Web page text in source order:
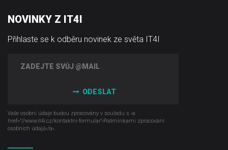
NOVINKY Z IT4I
Přihlaste se k odběru novinek ze světa IT4I
ODESLAT
Vaše osobní údaje budou zpracovány v souladu s ‹a
href="//www.it4i­.cz/kontaktni-formular"›Podmínkami zpracování
osobních údajů‹/a›.